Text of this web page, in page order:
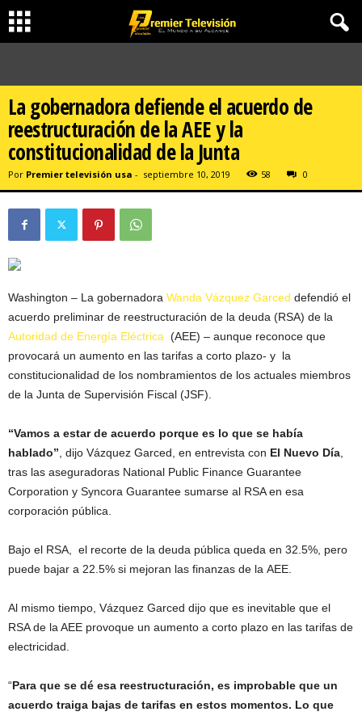
La gobernadora defiende el acuerdo de
reestructuración de la AEE y la
constitucionalidad de la Junta
Por Premier televisión usa - septiembre 10, 2019 58 0
Washington – La gobernadora Wanda Vázquez Garced defendió el
acuerdo preliminar de reestructuración de la deuda (RSA) de la
Autoridad de Energía Eléctrica (AEE) – aunque reconoce que
provocará un aumento en las tarifas a corto plazo- y la
constitucionalidad de los nombramientos de los actuales miembros
de la Junta de Supervisión Fiscal (JSF).
“Vamos a estar de acuerdo porque es lo que se había
hablado” , dijo Vázquez Garced, en entrevista con El Nuevo Día
tras las aseguradoras National Public Finance Guarantee
Corporation y Syncora Guarantee sumarse al RSA en esa
corporación pública.
Bajo el RSA, el recorte de la deuda pública queda en 32.5%, pero
puede bajar a 22.5% si mejoran las finanzas de la AEE.
Al mismo tiempo, Vázquez Garced dijo que es inevitable que el
RSA de la AEE provoque un aumento a corto plazo en las tarifas de
electricidad.
“Para que se dé esa reestructuración, es improbable que un
acuerdo traiga bajas de tarifas en estos momentos. Lo que